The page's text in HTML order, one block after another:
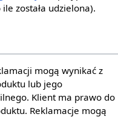
została udzielona).
mogą wynikać z
lub jego
Klient ma prawo do
Reklamacje mogą